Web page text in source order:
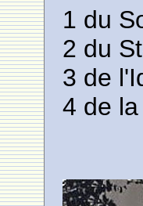
1 du
2 du
3 de
4 de